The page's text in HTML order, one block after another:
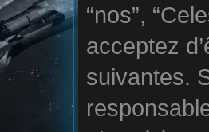
“nos”,
acceptez
suivantes.